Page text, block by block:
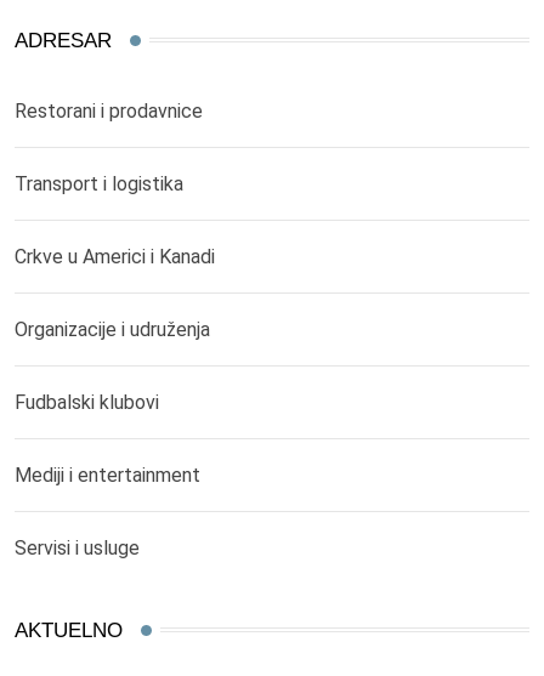
ADRESAR
Restorani i prodavnice
Transport i logistika
Crkve u Americi i Kanadi
Organizacije i udruženja
Fudbalski klubovi
Mediji i entertainment
Servisi i usluge
AKTUELNO